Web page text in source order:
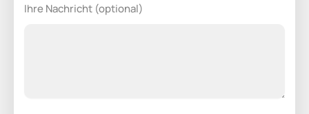
Ihre Nachricht (optional)